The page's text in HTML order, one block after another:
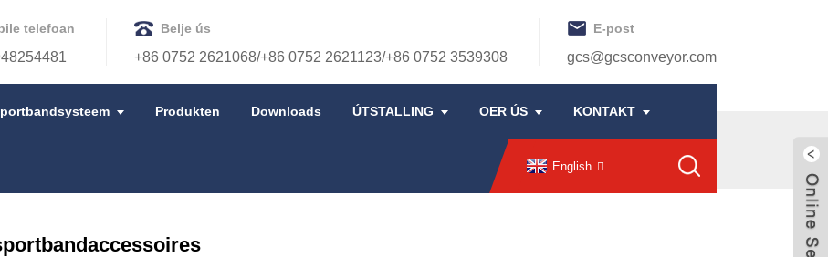
telefoan Belje ús
+86 0752 2621068/+86 0752 2621123/+86 0752 3539308
E-post
gcs@gcsconveyor.com
Produkten Downloads ÚTSTALLING OER ÚS KONTAKT
English